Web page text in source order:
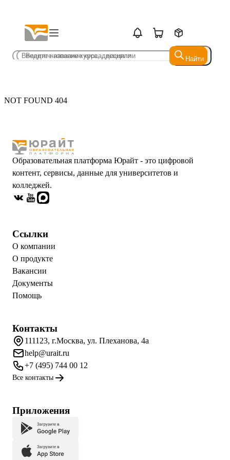
Найти
Найти
NOT FOUND 404
Образовательная платформа Юрайт - это цифровой
контент, сервисы, данные для университетов и
колледжей.
Ссылки
О компании
О продукте
Вакансии
Документы
Помощь
Контакты
111123, г.Москва, ул. Плеханова, 4а
help@urait.ru
+7 (495) 744 00 12
Все контакты
Приложения